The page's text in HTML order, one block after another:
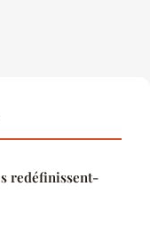
redéfinissent-